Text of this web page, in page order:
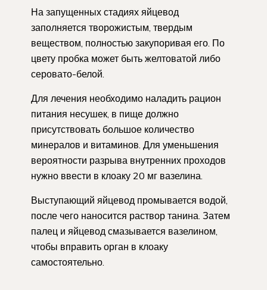
На запущенных стадиях яйцевод
заполняется творожистым, твердым
веществом, полностью закупоривая его. По
цвету пробка может быть желтоватой либо
серовато-белой.
Для лечения необходимо наладить рацион
питания несушек, в пище должно
присутствовать большое количество
минералов и витаминов. Для уменьшения
вероятности разрыва внутренних проходов
нужно ввести в клоаку 20 мг вазелина.
Выступающий яйцевод промывается водой,
после чего наносится раствор танина. Затем
палец и яйцевод смазывается вазелином,
чтобы вправить орган в клоаку
самостоятельно.